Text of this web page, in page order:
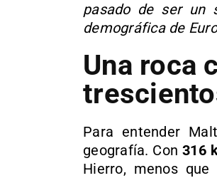
pasado de ser un
demográfica de
Una roca
Para entender
geografía. Con316
Hierro, menos